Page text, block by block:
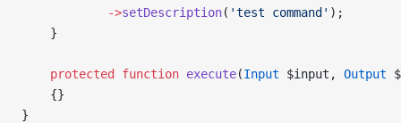
            ->
setDescription( 'test command' );
    }
    protected
function execute(Input $input, Output
    {}
}